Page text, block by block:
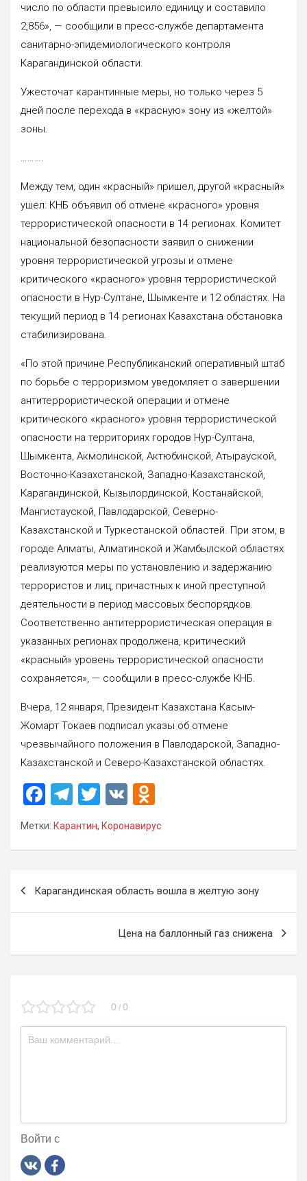
число по области превысило единицу и составило
2,856», — сообщили в пресс-службе департамента
санитарно-эпидемиологического контроля
Карагандинской области.
Ужесточат карантинные меры, но только через 5
дней после перехода в «красную» зону из «желтой»
зоны.
……….
Между тем, один «красный» пришел, другой «красный»
ушел: КНБ объявил об отмене «красного» уровня
террористической опасности в 14 регионах. Комитет
национальной безопасности заявил о снижении
уровня террористической угрозы и отмене
критического «красного» уровня террористической
опасности в Нур-Султане, Шымкенте и 12 областях. На
текущий период в 14 регионах Казахстана обстановка
стабилизирована.
«По этой причине Республиканский оперативный штаб
по борьбе с терроризмом уведомляет о завершении
антитеррористической операции и отмене
критического «красного» уровня террористической
опасности на территориях городов Нур-Султана,
Шымкента, Акмолинской, Актюбинской, Атырауской,
Восточно-Казахстанской, Западно-Казахстанской,
Карагандинской, Кызылординской, Костанайской,
Мангистауской, Павлодарской, Северно-
Казахстанской и Туркестанской областей. При этом, в
городе Алматы, Алматинской и Жамбылской областях
реализуются меры по установлению и задержанию
террористов и лиц, причастных к иной преступной
деятельности в период массовых беспорядков.
Соответственно антитеррористическая операция в
указанных регионах продолжена, критический
«красный» уровень террористической опасности
сохраняется», — сообщили в пресс-службе КНБ.
Вчера, 12 января, Президент Казахстана Касым-
Жомарт Токаев подписал указы об отмене
чрезвычайного положения в Павлодарской, Западно-
Казахстанской и Северо-Казахстанской областях.
F
a
ce
o
o
T
e
a
m
T
wi
tt
V
n
kl
ss
ni
Метки: Карантин, Коронавирус
Карагандинская область вошла в желтую зону
Цена на баллонный газ снижена
0 / 0
Войти с